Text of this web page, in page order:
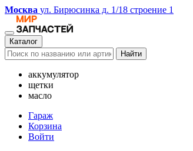
Москва ул. Бирюсинка д. 1/18 строение 1
Каталог
Найти
аккумулятор
щетки
масло
Гараж
Корзина
Войти